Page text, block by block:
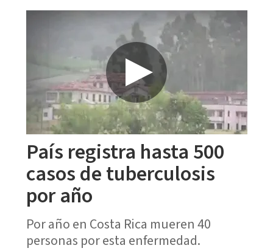
País registra hasta 500
casos de tuberculosis
por año
Por año en Costa Rica mueren 40
personas por esta enfermedad.